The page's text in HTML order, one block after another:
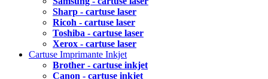
Sharp - cartuse laser
Ricoh - cartuse laser
Toshiba - cartuse laser
Xerox - cartuse laser
Cartuse Imprimante Inkjet
Brother - cartuse inkjet
Canon - cartuse inkjet